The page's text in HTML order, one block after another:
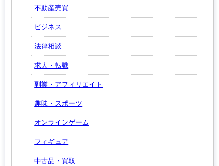
不動産売買
ビジネス
法律相談
求人・転職
副業・アフィリエイト
趣味・スポーツ
オンラインゲーム
フィギュア
中古品・買取